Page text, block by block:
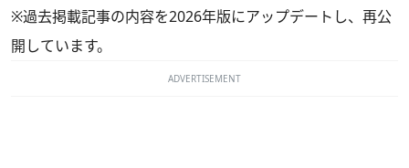
※過去掲載記事の内容を2026年版にアップデートし、再公
開しています。
ADVERTISEMENT